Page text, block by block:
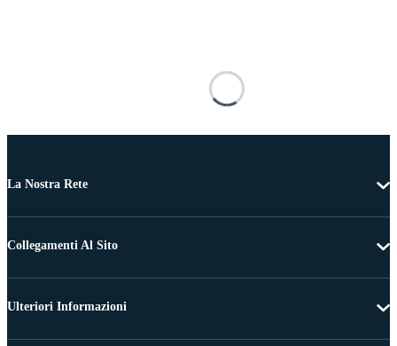
La Nostra Rete
Collegamenti Al Sito
Ulteriori Informazioni